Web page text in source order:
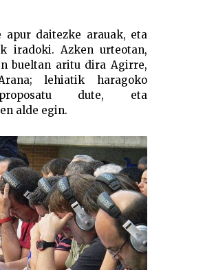
apur daitezke arauak, eta
iradoki. Azken urteotan,
bueltan aritu dira Agirre,
lehiatik haragoko
dute, eta
alde egin.